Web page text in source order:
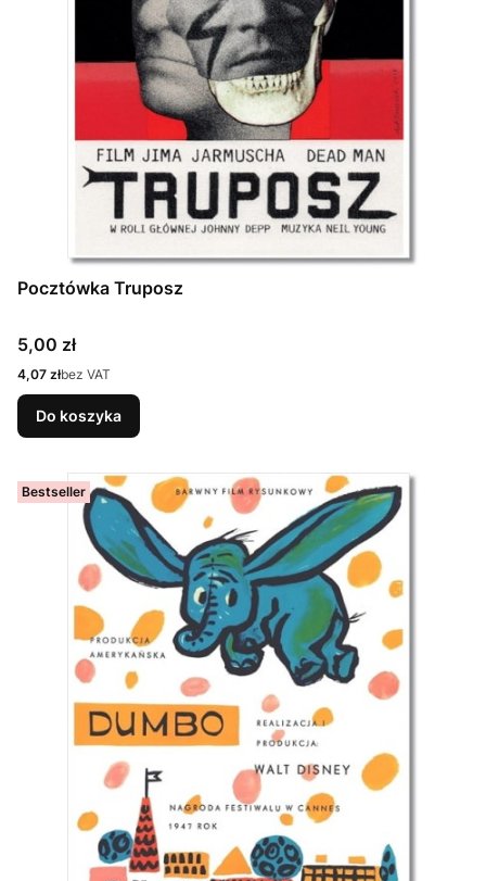
Pocztówka Truposz
Cena
5,00 zł
Cena
4,07 złbez VAT
Do koszyka
Bestseller